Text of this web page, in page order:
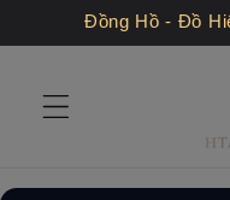
Đồng Hồ - Đồ
đến nội